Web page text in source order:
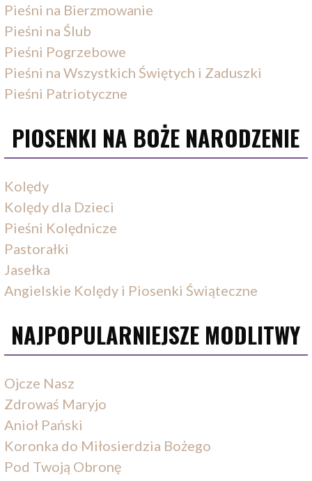
Pieśni na Bierzmowanie
Pieśni na Ślub
Pieśni Pogrzebowe
Pieśni na Wszystkich Świętych i Zaduszki
Pieśni Patriotyczne
PIOSENKI NA BOŻE NARODZENIE
Kolędy
Kolędy dla Dzieci
Pieśni Kolędnicze
Pastorałki
Jasełka
Angielskie Kolędy i Piosenki Świąteczne
NAJPOPULARNIEJSZE MODLITWY
Ojcze Nasz
Zdrowaś Maryjo
Anioł Pański
Koronka do Miłosierdzia Bożego
Pod Twoją Obronę